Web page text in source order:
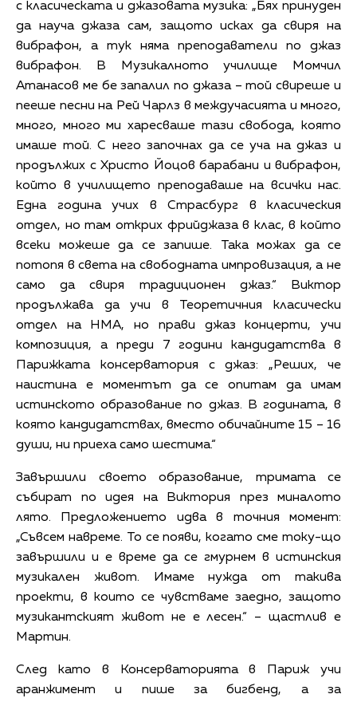
с класическата и джазовата музика: „Бях принуден
да науча джаза сам, защото исках да свиря на
вибрафон, а тук няма преподаватели по джаз
вибрафон. В Музикалното училище Момчил
Атанасов ме бе запалил по джаза – той свиреше и
пееше песни на Рей Чарлз в междучасията и много,
много, много ми харесваше тази свобода, която
имаше той. С него започнах да се уча на джаз и
продължих с Христо Йоцов барабани и вибрафон,
който в училището преподаваше на всички нас.
Една година учих в Страсбург в класическия
отдел, но там открих фрийджаза в клас, в който
всеки можеше да се запише. Така можах да се
потопя в света на свободната импровизация, а не
само да свиря традиционен джаз.“ Виктор
продължава да учи в Теоретичния класически
отдел на НМА, но прави джаз концерти, учи
композиция, а преди 7 години кандидатства в
Парижката консерватория с джаз: „Реших, че
наистина е моментът да се опитам да имам
истинското образование по джаз. В годината, в
която кандидатствах, вместо обичайните 15 – 16
души, ни приеха само шестима.“
Завършили своето образование, тримата се
събират по идея на Виктория през миналото
лято. Предложението идва в точния момент:
„Съвсем навреме. То се появи, когато сме току-що
завършили и е време да се гмурнем в истинския
музикален живот. Имаме нужда от такива
проекти, в които се чувстваме заедно, защото
музикантският живот не е лесен.“ – щастлив е
Мартин.
След като в Консерваторията в Париж учи
аранжимент и пише за бигбенд, а за